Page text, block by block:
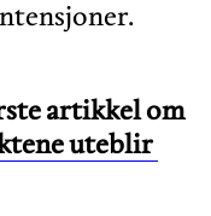
artikkel om
uteblir